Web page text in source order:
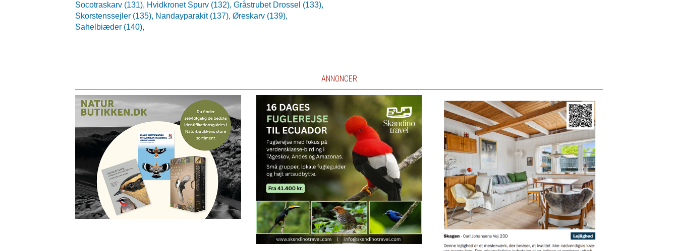
Socotraskarv (131), Hvidkronet Spurv (132),Gråstrubet Drossel (133),
Skorstenssejler (135), Nandayparakit (137),Øreskarv (139),
Sahelbiæder (140),
ANNONCER